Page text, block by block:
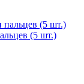
(5 шт.)